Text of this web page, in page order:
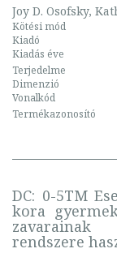
Joy D. Osofsky,
Kötési mód
Kiadó
Kiadás éve
Terjedelme
Dimenzió
Vonalkód
Termékazonosító
DC: 0-5TM
kora
zavarainak
rendszere